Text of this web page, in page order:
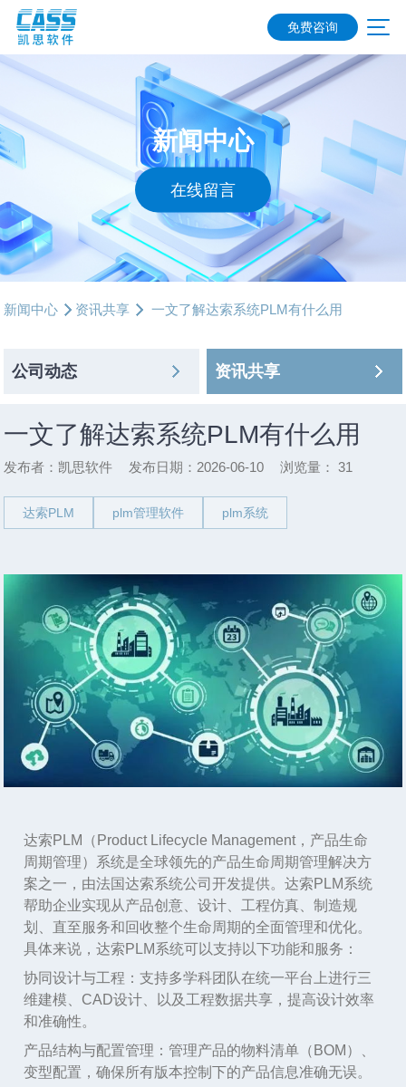
免费咨询
新闻中心
在线留言
新闻中心 资讯共享 一文了解达索系统PLM有什么用
公司动态 资讯共享
一文了解达索系统PLM有什么用
发布者：凯思软件 发布日期：2026-06-10 浏览量： 31
达索PLM plm管理软件 plm系统
达索 PLM （ Product Lifecycle Management，产品生命
周期管理）系统是全球领先的产品生命周期管理解决方
案之一，由法国达索系统公司开发提供。达索PLM系统
帮助企业实现从产品创意、设计、工程仿真、制造规
划、直至服务和回收整个生命周期的全面管理和优化。
具体来说，达索PLM系统可以支持以下功能和服务：
协同设计与工程 ：支持多学科团队在统一平台上进行三
维建模、 CAD设计、以及工程数据共享，提高设计效率
和准确性。
产品结构与配置管理 ：管理产品的物料清单（ BOM）、
变型配置，确保所有版本控制下的产品信息准确无误。